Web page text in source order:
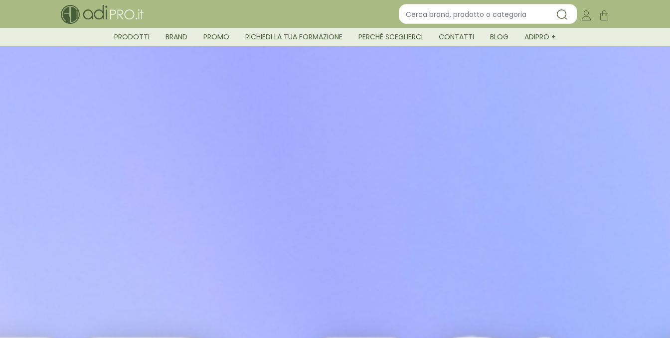
PRODOTTI BRAND PROMO RICHIEDI LA TUA FORMAZIONE PERCHÈ SCEGLIERCI CONTATTI BLOG ADIPRO +